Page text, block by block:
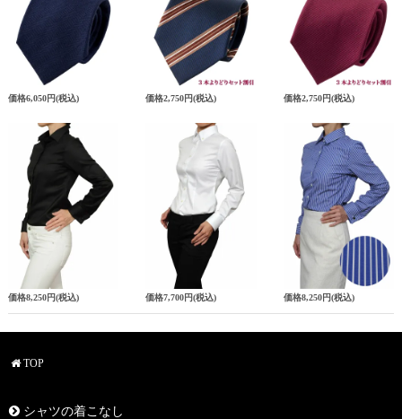
価格6,050円(税込) 価格2,750円(税込) 価格2,750円(税込)
価格8,250円(税込) 価格7,700円(税込) 価格8,250円(税込)
TOP
シャツの着こなし